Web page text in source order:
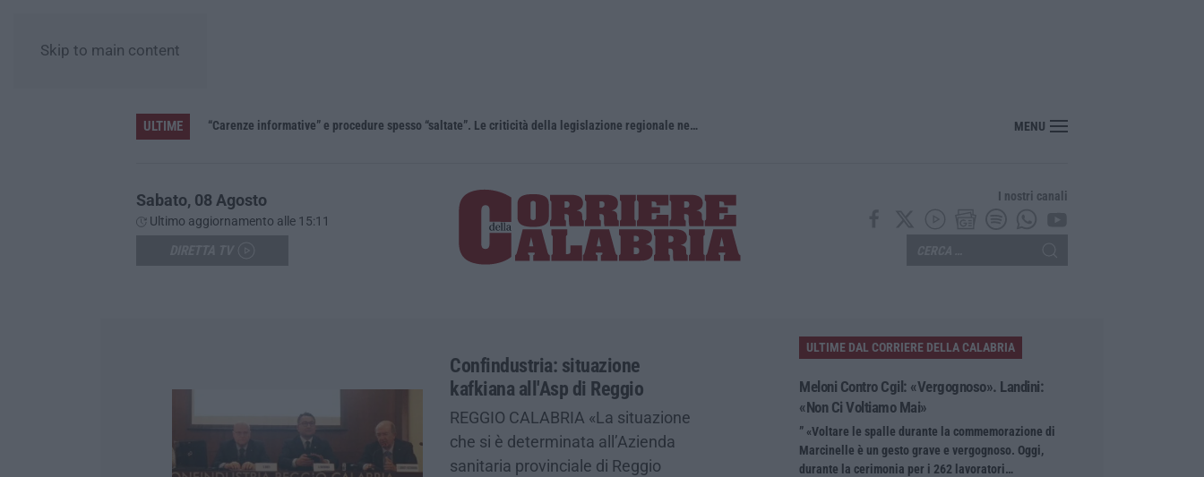
Skip to main content
ULTIME “Carenze informative” e procedure spesso “saltate”. Le criticità della legislazione regionale nel 2025 Travolge i ciclisti e poi torna indietro per investirli ancora: fermato
MENU
Sabato, 08 Agosto
Ultimo aggiornamento alle 15:11
I nostri canali
Confindustria: situazione
kafkiana all'Asp di Reggio
REGGIO CALABRIA «La situazione
che si è determinata all’Azienda
sanitaria provinciale di Reggio
ULTIME DAL CORRIERE DELLA CALABRIA
Meloni Contro Cgil: «Vergognoso». Landini:
«Non Ci Voltiamo Mai»
” «Voltare le spalle durante la commemorazione di
Marcinelle è un gesto grave e vergognoso. Oggi,
durante la cerimonia per i 262 lavoratori…